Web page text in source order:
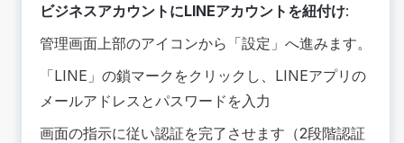
ビジネスアカウントにLINEアカウントを紐付け:
管理画面上部のアイコンから「設定」へ進みます。
「LINE」の鎖マークをクリックし、LINEアプリの
メールアドレスとパスワードを入力
画面の指示に従い認証を完了させます（2段階認証